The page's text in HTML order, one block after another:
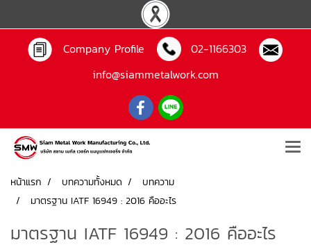
Company Profile
02-1166303
info@siammetalwork.com
หน้าแรก บทความทั้งหมด
บทความ
มาตรฐาน IATF 16949 : 2016 คืออะไร
มาตรฐาน IATF 16949 : 2016 คืออะไร